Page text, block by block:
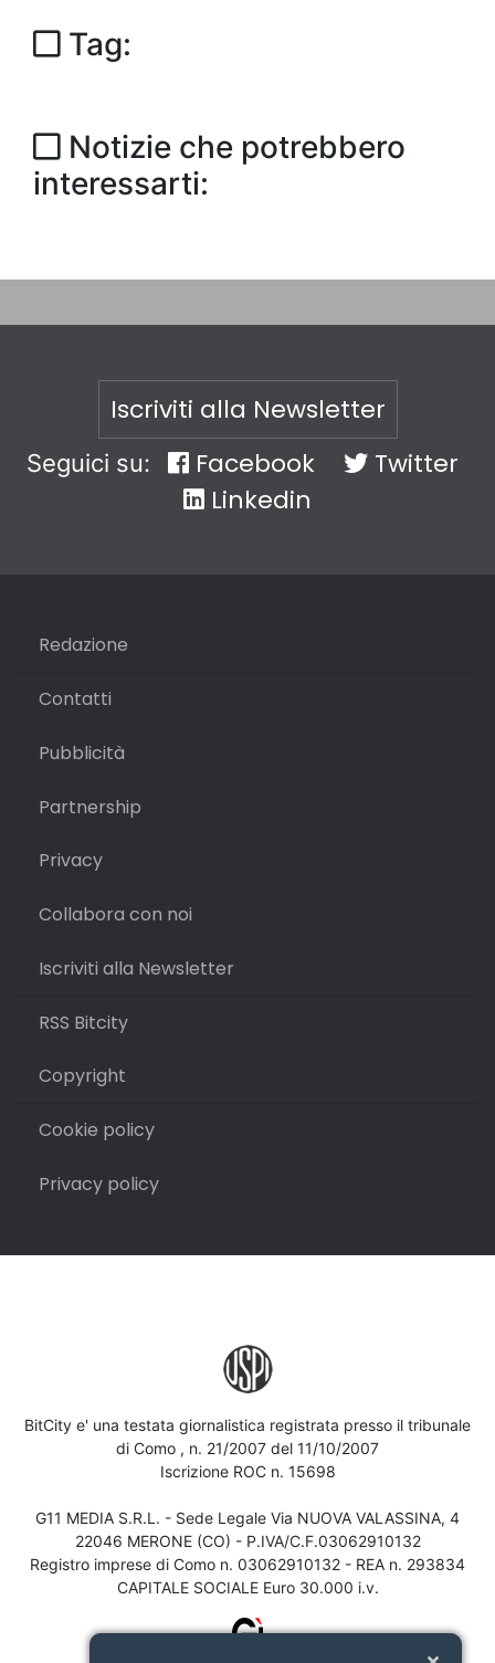
Tag:
Notizie che potrebbero
interessarti:
Iscriviti alla Newsletter
Seguici su: Facebook
Twitter
Linkedin
Redazione
Contatti
Pubblicità
Partnership
Privacy
Collabora con noi
Iscriviti alla Newsletter
RSS Bitcity
Copyright
Cookie policy
Privacy policy
BitCity e' una testata giornalistica registrata presso il tribunale
di Como , n. 21/2007 del 11/10/2007
Iscrizione ROC n. 15698
G11 MEDIA S.R.L. - Sede Legale Via NUOVA VALASSINA, 4
22046 MERONE (CO) - P.IVA/C.F.03062910132
Registro imprese di Como n. 03062910132 - REA n. 293834
CAPITALE SOCIALE Euro 30.000 i.v.